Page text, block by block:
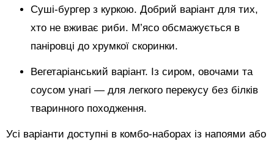
Суші-бургер з куркою. Добрий варіант для тих,
хто не вживає риби. М’ясо обсмажується в
паніровці до хрумкої скоринки.
Вегетаріанський варіант. Із сиром, овочами та
соусом унагі — для легкого перекусу без білків
тваринного походження.
Усі варіанти доступні в комбо-наборах із напоями або